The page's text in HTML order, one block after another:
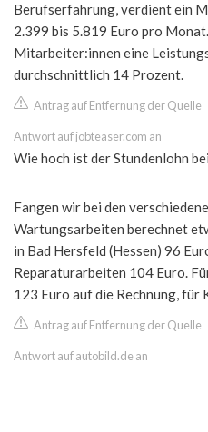
Berufserfahrung, verdient ein
2.399 bis 5.819 Euro pro
Mitarbeiter:innen eine
durchschnittlich 14 Prozent.
Antrag auf Entfernung der Quelle
Antwort auf jobteaser.com an
Wie hoch ist der Stundenlohn
Fangen wir bei den
Wartungsarbeiten berechnet
in Bad Hersfeld (Hessen) 96
Reparaturarbeiten 104 Euro.
123 Euro auf die Rechnung,
Antrag auf Entfernung der Quelle
Antwort auf autobild.de an